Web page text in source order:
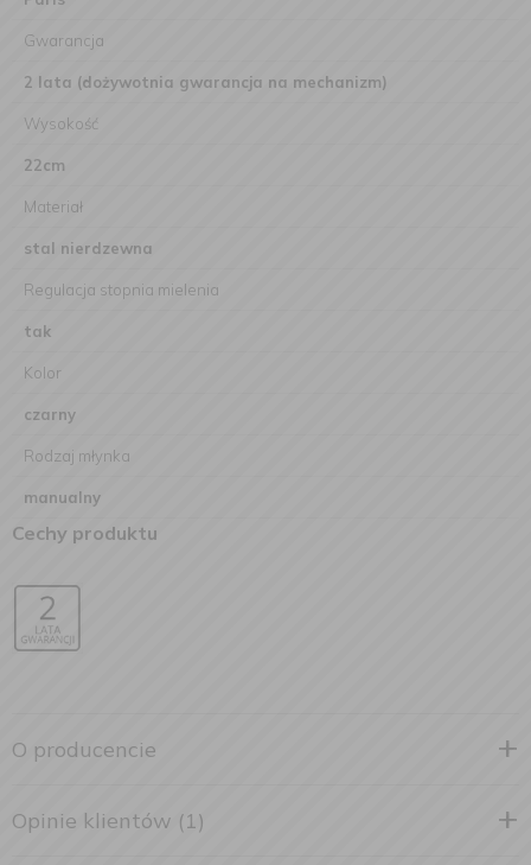
Gwarancja
2 lata (dożywotnia gwarancja na mechanizm)
Wysokość
22cm
Materiał
stal nierdzewna
Regulacja stopnia mielenia
tak
Kolor
czarny
Rodzaj młynka
manualny
Cechy produktu
O producencie
Opinie klientów (1)